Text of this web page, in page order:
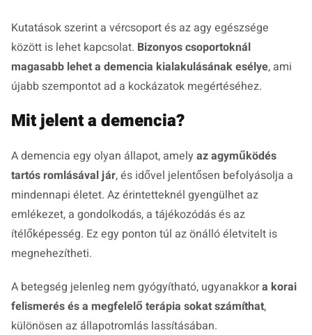
Kutatások szerint a vércsoport és az agy egészsége
között is lehet kapcsolat. Bizonyos csoportoknál
magasabb lehet a demencia kialakulásának esélye, ami
újabb szempontot ad a kockázatok megértéséhez.
Mit jelent a demencia?
A demencia egy olyan állapot, amely az agyműködés
tartós romlásával jár, és idővel jelentősen befolyásolja a
mindennapi életet. Az érintetteknél gyengülhet az
emlékezet, a gondolkodás, a tájékozódás és az
ítélőképesség. Ez egy ponton túl az önálló életvitelt is
megnehezítheti.
A betegség jelenleg nem gyógyítható, ugyanakkora korai
felismerés és a megfelelő terápia sokat számíthat,
különösen az állapotromlás lassításában.